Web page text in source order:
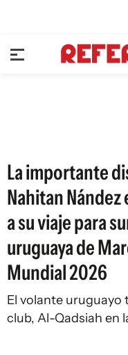
La importante
Nahitan
a su viaje para
uruguaya de
Mundial 2026
El volante uruguayo
club, Al-Qadsiah en